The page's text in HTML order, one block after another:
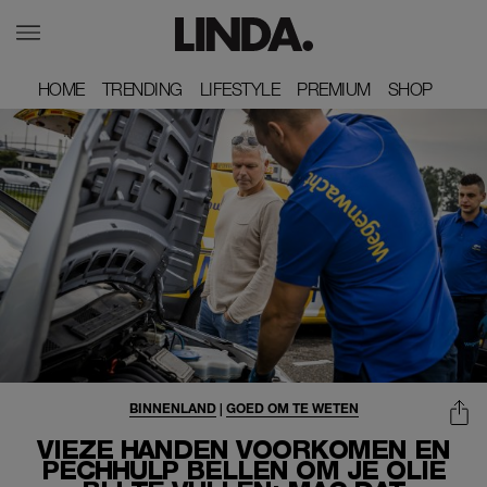
HOME
HOME TRENDING
TRENDING LIFESTYLE
LIFESTYLE PREMIUM
PREMIUM SHOP
SHOP
VIEZE HANDEN VOORKOMEN EN
PECHHULP BELLEN OM JE OLIE
BINNENLAND| GOED OM TE WETEN